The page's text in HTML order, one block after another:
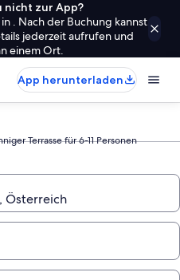
nicht zur App?
. Nach der Buchung kannst
jederzeit aufrufen und
einem Ort.
App herunterladen
Terrasse für 6-11 Personen